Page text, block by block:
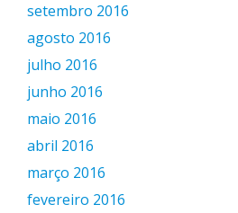
setembro 2016
agosto 2016
julho 2016
junho 2016
maio 2016
abril 2016
março 2016
fevereiro 2016